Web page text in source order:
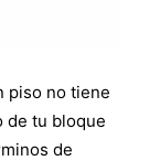
piso no tiene
de tu bloque
de